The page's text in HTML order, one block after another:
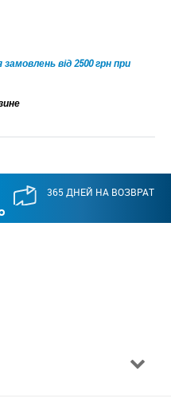
від 2500 грн при
365 ДНЕЙ НА ВОЗВРАТ